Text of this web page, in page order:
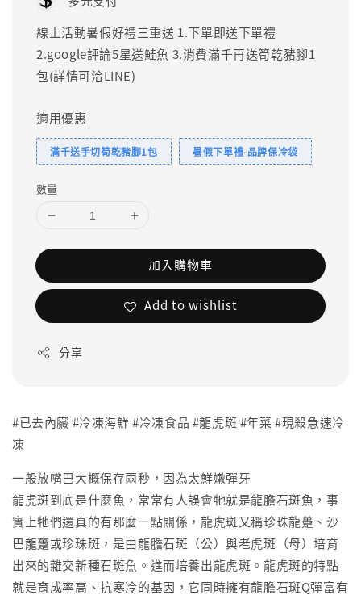
線上活動暑假好禮三重送 1.下單即送下單禮
2.google評論5星送鮭魚 3.消費滿千再送筍乾豬腳1
包(詳情可洽LINE)
適用優惠
滿千送手切筍乾豬腳1包 暑假下單禮-品牌保冷袋
數量
加入購物車
Add to wishlist
分享
#已去內臟 #冷凍海鮮 #冷凍食品 #龍虎斑 #年菜 #現殺急速冷
凍
一般放嘴巴大概保存兩秒，因為太鮮嫩彈牙
龍虎斑到底是什麼魚，常常有人誤會牠就是龍膽石斑魚，事
實上牠們還真的有那麼一點關係，龍虎斑又稱珍珠龍躉、沙
巴龍躉或珍珠斑，是由龍膽石斑（公）與老虎斑（母）培育
出來的雜交新種石斑魚。進而培養出龍虎斑。龍虎斑的特點
就是育成率高、抗寒冷的基因，它同時擁有龍膽石斑Q彈富有